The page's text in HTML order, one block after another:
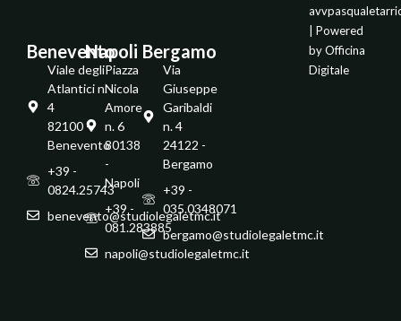
Benevento
Viale degli
Atlantici n.
4
82100 -
Benevento
+39 -
0824.25743
benevento@studiolegaletmc.it
Napoli
Piazza
Nicola
Amore
n. 6
80138
-
Napoli
+39 -
081.283885
napoli@studiolegaletmc.it
Bergamo
Via
Giuseppe
Garibaldi
n. 4
24122 -
Bergamo
+39 -
035.0348071
bergamo@studiolegaletmc.it
| Powered
byOfficina
Digitale